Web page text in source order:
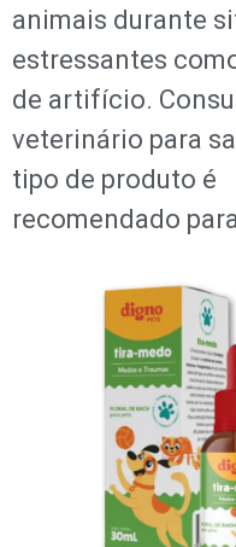
animais durante
estressantes
de artifício.
veterinário para
tipo de produto é
recomendado